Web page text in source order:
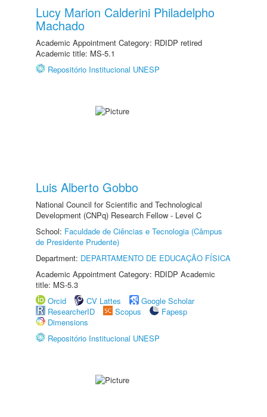
Lucy Marion Calderini Philadelpho
Machado
Academic Appointment Category: RDIDP retired
Academic title: MS-5.1
Repositório Institucional UNESP
Luis Alberto Gobbo
National Council for Scientific and Technological
Development (CNPq) Research Fellow - Level C
School: Faculdade de Ciências e Tecnologia (Câmpus
de Presidente Prudente)
Department: DEPARTAMENTO DE EDUCAÇÃO FÍSICA
Academic Appointment Category: RDIDP Academic
title: MS-5.3
Orcid
CV Lattes
Google Scholar
ResearcherID
Scopus
Fapesp
Dimensions
Repositório Institucional UNESP